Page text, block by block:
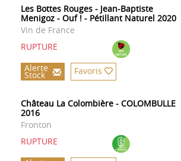
Les Bottes Rouges - Jean-Baptiste
Menigoz - Ouf ! - Pétillant Naturel 2020
Vin de France
RUPTURE
Alerte
Stock Favoris
Château La Colombière - COLOMBULLE
2016
Fronton
RUPTURE